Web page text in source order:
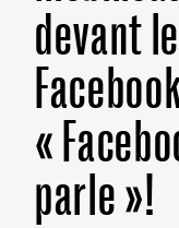
devant
«
parle »!